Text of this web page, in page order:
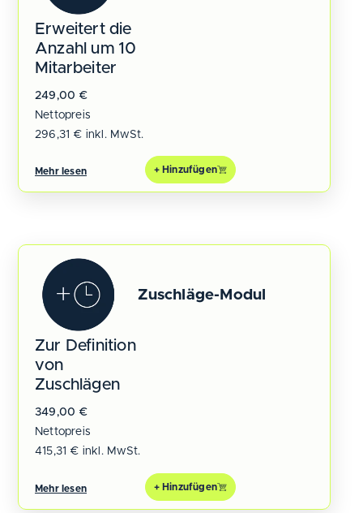
Erweitert die
Anzahl um 10
Mitarbeiter
249,00 €
Nettopreis
296,31 € inkl. MwSt.
Mehr lesen + Hinzufügen
Zuschläge-Modul
Zur Definition
von
Zuschlägen
349,00 €
Nettopreis
415,31 € inkl. MwSt.
Mehr lesen + Hinzufügen